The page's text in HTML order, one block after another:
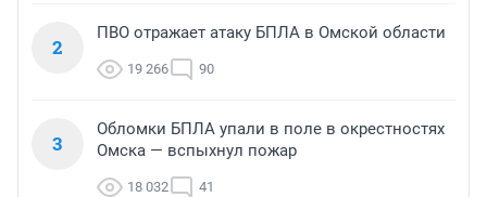
2
ПВО отражает атаку БПЛА в Омской области
19 266 90
3
Обломки БПЛА упали в поле в окрестностях
Омска — вспыхнул пожар
18 032 41